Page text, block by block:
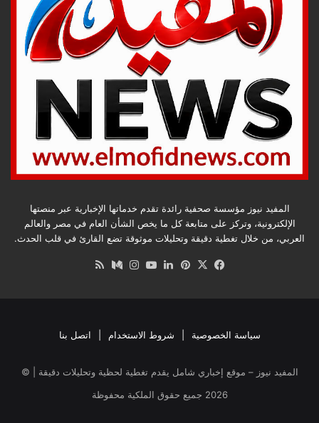
المفيد نيوز مؤسسة صحفية رائدة تقدم خدماتها الإخبارية عبر منصتها
الإلكترونية، وتركز على متابعة كل ما يخص الشأن العام في مصر والعالم
العربي، من خلال تغطية دقيقة وتحليلات موثوقة تضع القارئ في قلب الحدث.
فيسبوك
‫X بينتيريست
لينكدإن‫YouTube
انستقرام
وسط
سياسة الخصوصية شروط الاستخدام اتصل بنا
المفيد نيوز – موقع إخباري شامل يقدم تغطية لحظية وتحليلات دقيقة | ©
2026 جميع حقوق الملكية محفوظة